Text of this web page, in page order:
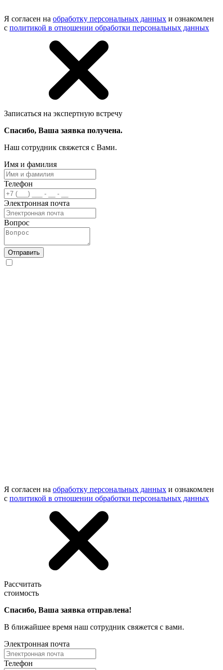
Я согласен на обработку персональных данных и ознакомлен
с политикой в отношении обработки персональных данных
Записаться на экспертную встречу
Спасибо, Ваша заявка получена.
Наш сотрудник свяжется с Вами.
Имя и фамилия
Телефон
Электронная почта
Вопрос
Отправить
Я согласен на обработку персональных данных и ознакомлен
с политикой в отношении обработки персональных данных
Рассчитать
стоимость
Спасибо, Ваша заявка отправлена!
В ближайшее время наш сотрудник свяжется с вами.
Электронная почта
Телефон